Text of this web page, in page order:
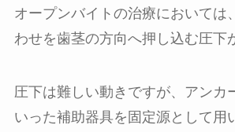
オープンバイトの治療においては
わせを歯茎の方向へ押し込む圧下
圧下は難しい動きですが、アンカ
いった補助器具を固定源として用